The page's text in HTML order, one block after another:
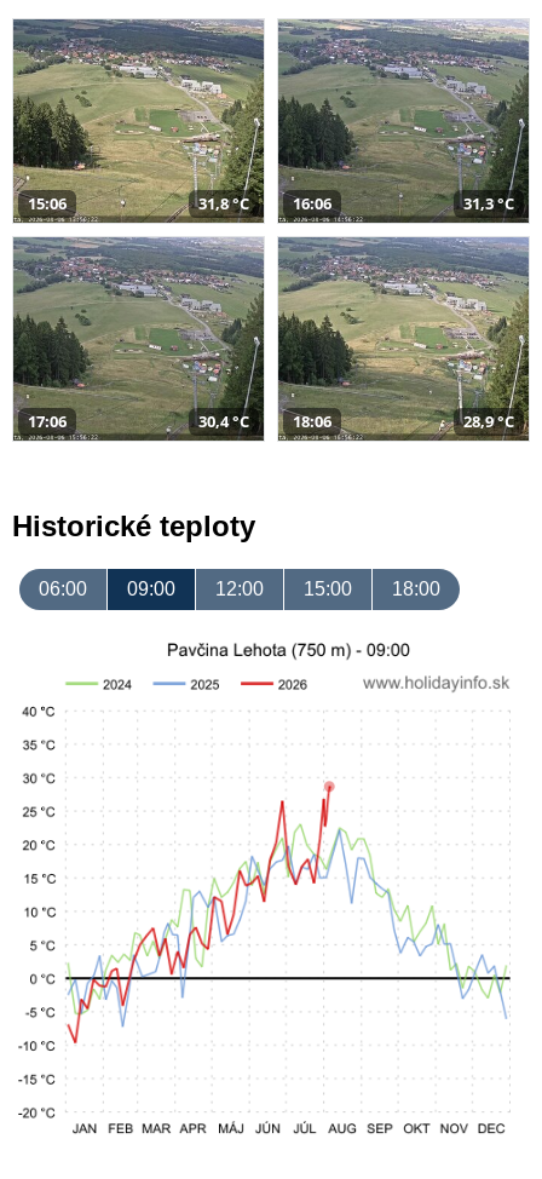
15:06 31,8 °C 16:06 31,3 °C
17:06 30,4 °C 18:06 28,9 °C
Historické teploty
06:00 09:00 12:00 15:00 18:00